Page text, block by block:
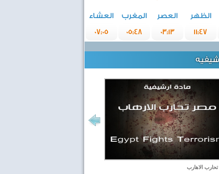
الظهر العصر المغرب
العشاء
11:47
03:13
05:48
07:05
الاهارب